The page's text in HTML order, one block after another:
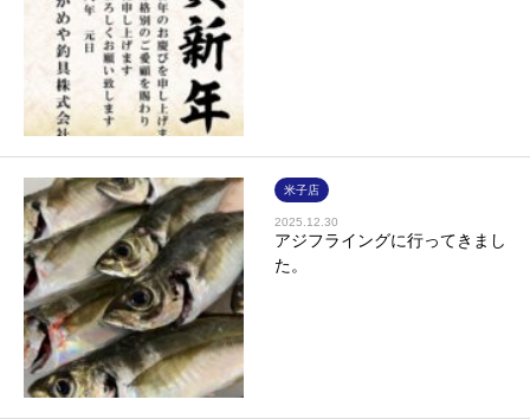
米子店
2025.12.30
アジフライングに行ってきまし
た。